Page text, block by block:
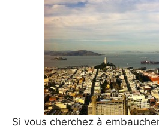
Si vous cherchez à